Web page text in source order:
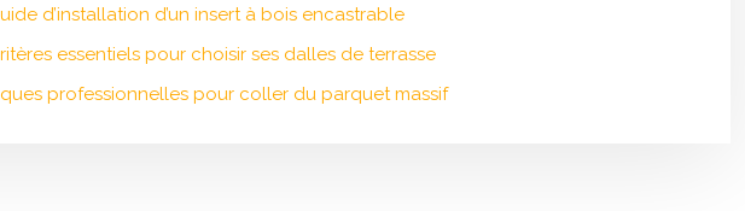
d’installation d’un insert à bois encastrable
essentiels pour choisir ses dalles de terrasse
professionnelles pour coller du parquet massif